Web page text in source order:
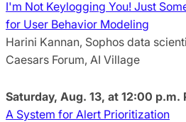
I'm Not Keylogging You! Just
for User Behavior Modeling
Harini Kannan, Sophos data
Caesars Forum, AI Village
Saturday, Aug. 13, at 12:00 p.m.
A System for Alert Prioritization